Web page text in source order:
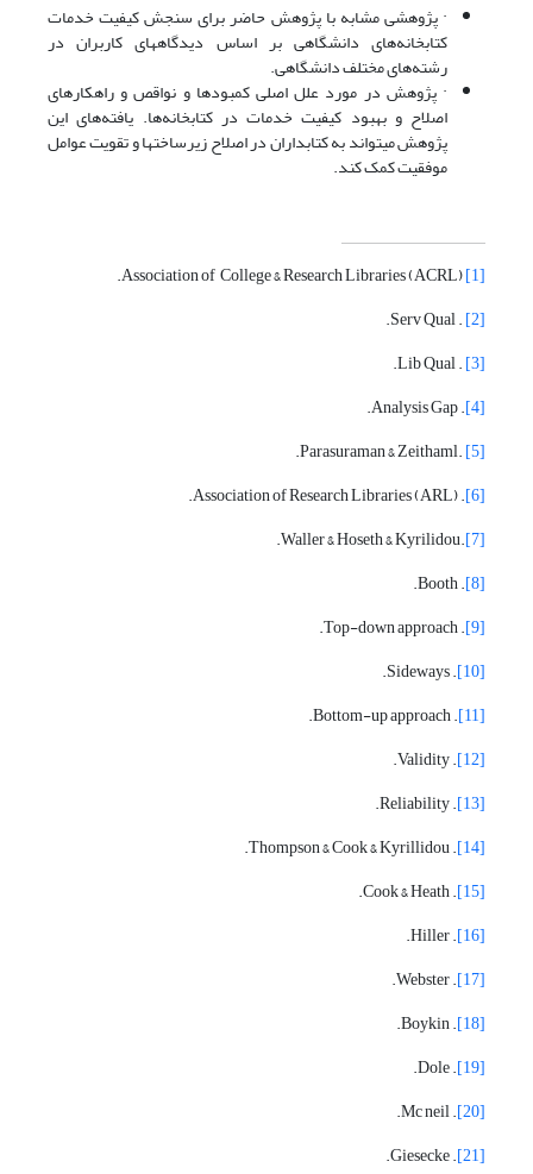
· پژوهشی مشابه با پژوهش حاضر برای سنجش کیفیت خدمات
کتابخانه‌های دانشگاهی بر اساس دیدگاه­های کاربران در
رشته‌های مختلف دانشگاهی.
· پژوهش در مورد علل اصلی کمبودها و نواقص و راهکارهای
اصلاح و بهبود کیفیت خدمات در کتابخانه‌ها. یافته‌های این
پژوهش می­تواند به کتابداران در اصلاح زیرساختها و تقویت عوامل
موفقیت کمک کند.
[1]
[2]
. Serv Qual.
[3]
. Lib Qual.
[4]
. Analysis Gap.
[5]
.Parasuraman & Zeithaml.
[6]
. Association of Research Libraries (ARL).
[7]
.Waller & Hoseth & Kyrilidou.
[8]
. Booth.
[9]
. Top-down approach.
[10]
. Sideways.
[11]
. Bottom-up approach.
[12]
. Validity.
[13]
. Reliability.
[14]
. Thompson & Cook & Kyrillidou.
[15]
. Cook & Heath.
[16]
. Hiller.
[17]
. Webster.
[18]
. Boykin.
[19]
. Dole.
[20]
. Mc neil.
[21]
. Giesecke.